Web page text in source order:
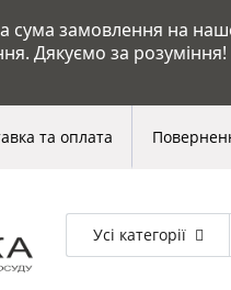
сума замовлення на
Дякуємо за розуміння!
та оплата
Усі категорії